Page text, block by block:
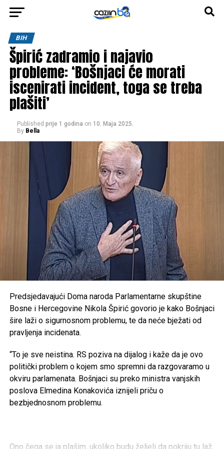
BIH
Špirić zadramio i najavio
probleme: ‘Bošnjaci će morati
iscenirati incident, toga se treba
plašiti’
Published prije 1 godina on 10. Maja 2025.
By Bella
Predsjedavajući Doma naroda Parlamentarne skupštine
Bosne i Hercegovine Nikola Špirić govorio je kako Bošnjaci
šire laži o sigurnosnom problemu, te da neće bježati od
pravljenja incidenata.
“To je sve neistina. RS poziva na dijalog i kaže da je ovo
politički problem o kojem smo spremni da razgovaramo u
okviru parlamenata. Bošnjaci su preko ministra vanjskih
poslova Elmedina Konakovića iznijeli priču o
bezbjednosnom problemu.
Ono čega se ja plašim, ukoliko budu željeli da pokriju tu laž,